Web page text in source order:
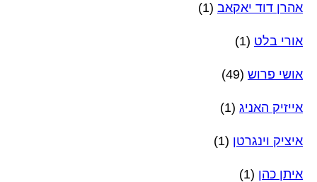
אהרן דוד יאקאב (1)
אורי בלט (1)
אושי פרוש (49)
אייזיק האניג (1)
איציק וינגרטן (1)
איתן כהן (1)